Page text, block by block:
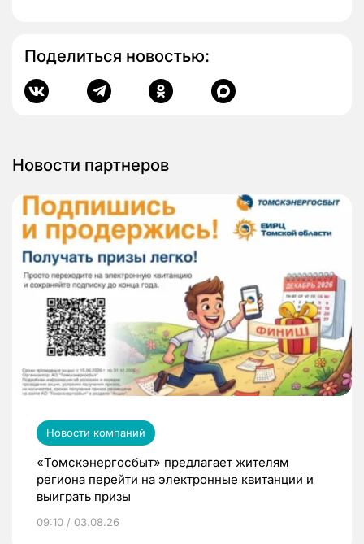
Поделиться новостью:
Новости партнеров
Новости компаний
«Томскэнергосбыт» предлагает жителям
региона перейти на электронные квитанции и
выиграть призы
09:10 / 03.08.26